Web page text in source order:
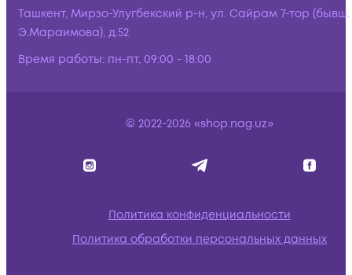
Ташкент, Мирзо-Улугбекский р-н, ул. Сайрам 7-тор (бывш.
Э.Мараимова), д.52
Время работы: пн-пт, 09:00 - 18:00
© 2022-2026 «shop.nag.uz»
Политика конфиденциальности
Политика обработки персональных данных